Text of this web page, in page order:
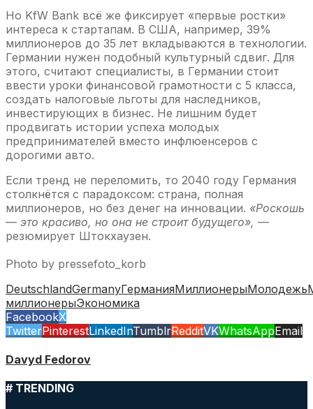
Но KfW Bank всё же фиксирует «первые ростки»
интереса к стартапам. В США, например, 39%
миллионеров до 35 лет вкладываются в технологии.
Германии нужен подобный культурный сдвиг. Для
этого, считают специалисты, в Германии стоит
ввести уроки финансовой грамотности с 5 класса,
создать налоговые льготы для наследников,
инвестирующих в бизнес. Не лишним будет
продвигать истории успеха молодых
предпринимателей вместо инфлюенсеров с
дорогими авто.
Если тренд не переломить, то 2040 году Германия
столкнётся с парадоксом: страна, полная
миллионеров, но без денег на инновации. «Роскошь
— это красиво, но она не строит будущего», —
резюмирует Штокхаузен.
Photo by pressefoto_korb
DeutschlandGermanyГерманияМиллионерыМолодежь
миллионерыЭкономика
FacebookX
TwitterPinterestLinkedInTumblrRedditVKWhatsAppEmail
Davyd Fedorov
# TRENDING